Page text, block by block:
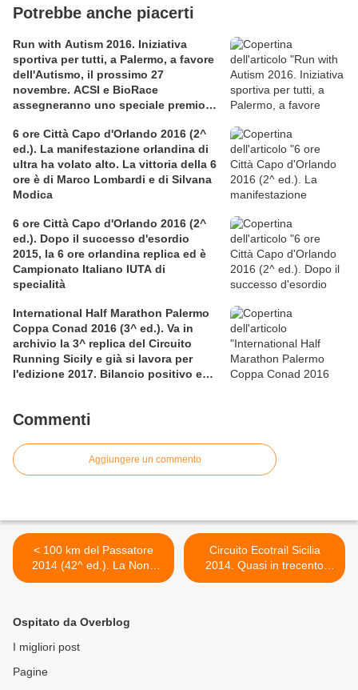
Potrebbe anche piacerti
Run with Autism 2016. Iniziativa
sportiva per tutti, a Palermo, a favore
dell'Autismo, il prossimo 27
novembre. ACSI e BioRace
assegneranno uno speciale premio
6 ore Città Capo d'Orlando 2016 (2^
ed.). La manifestazione orlandina di
ultra ha volato alto. La vittoria della 6
ore è di Marco Lombardi e di Silvana
Modica
6 ore Città Capo d'Orlando 2016 (2^
ed.). Dopo il successo d'esordio
2015, la 6 ore orlandina replica ed è
Campionato Italiano IUTA di
specialità
International Half Marathon Palermo
Coppa Conad 2016 (3^ ed.). Va in
archivio la 3^ replica del Circuito
Running Sicily e già si lavora per
l'edizione 2017. Bilancio positivo e
Commenti
Aggiungere un commento
< 100 km del Passatore
2014 (42^ ed.). La Nona
sinfonia di Giorgio
Circuito Ecotrail Sicilia
2014. Quasi in trecento
all'Ecotrail Serre della
Ospitato da Overblog
I migliori post
Pagine